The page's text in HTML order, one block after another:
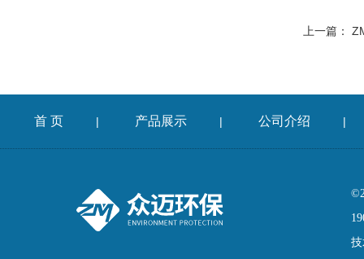
上一篇：
首 页 | 产品展示 | 公司介绍 |